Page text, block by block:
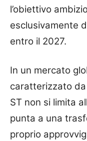
l’obiettivo
esclusivamente
entro il 2027.
In un mercato
caratterizzato
ST non si limita
punta a una
proprio